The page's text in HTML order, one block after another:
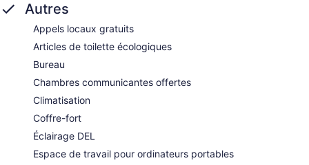
Autres
Appels locaux gratuits
Articles de toilette écologiques
Bureau
Chambres communicantes offertes
Climatisation
Coffre-fort
Éclairage DEL
Espace de travail pour ordinateurs portables